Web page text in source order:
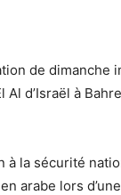
de dimanche
Al d’Israël à
à la sécurité
arabe lors